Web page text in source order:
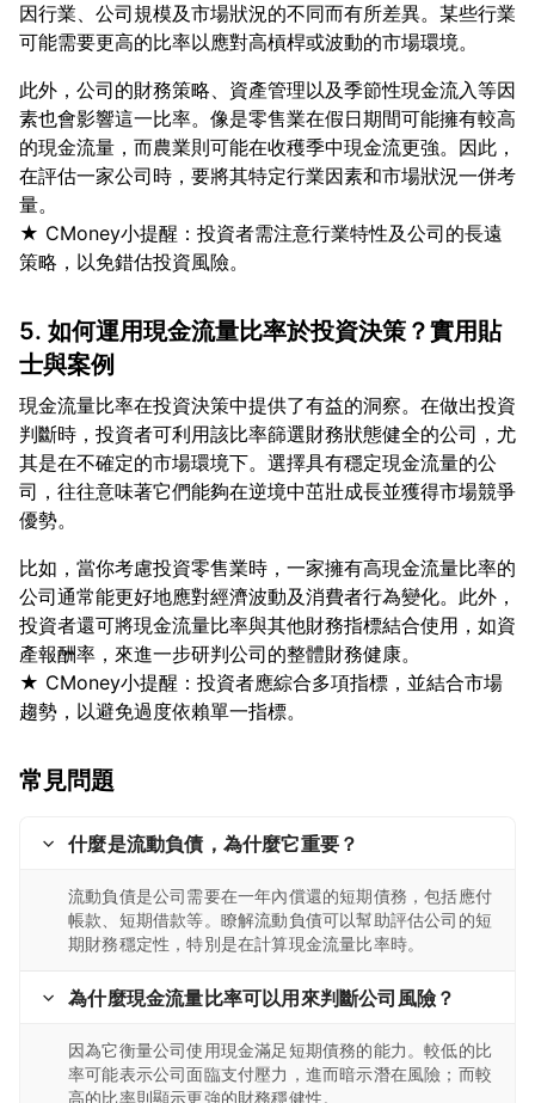
因行業、公司規模及市場狀況的不同而有所差異。某些行業
此外，公司的財務策略、資產管理以及季節性現金流入等因
素也會影響這一比率。像是零售業在假日期間可能擁有較高
的現金流量，而農業則可能在收穫季中現金流更強。因此，
在評估一家公司時，要將其特定行業因素和市場狀況一併考
量。
★ CMoney小提醒：投資者需注意行業特性及公司的長遠
5. 如何運用現金流量比率於投資決策？實用貼
士與案例
現金流量比率在投資決策中提供了有益的洞察。在做出投資
判斷時，投資者可利用該比率篩選財務狀態健全的公司，尤
其是在不確定的市場環境下。選擇具有穩定現金流量的公
司，往往意味著它們能夠在逆境中茁壯成長並獲得市場競爭
比如，當你考慮投資零售業時，一家擁有高現金流量比率的
公司通常能更好地應對經濟波動及消費者行為變化。此外，
投資者還可將現金流量比率與其他財務指標結合使用，如資
產報酬率，來進一步研判公司的整體財務健康。
★ CMoney小提醒：投資者應綜合多項指標，並結合市場
常見問題
什麼是流動負債，為什麼它重要？
流動負債是公司需要在一年內償還的短期債務，包括應付
帳款、短期借款等。瞭解流動負債可以幫助評估公司的短
期財務穩定性，特別是在計算現金流量比率時。
為什麼現金流量比率可以用來判斷公司風險？
因為它衡量公司使用現金滿足短期債務的能力。較低的比
率可能表示公司面臨支付壓力，進而暗示潛在風險；而較
高的比率則顯示更強的財務穩健性。